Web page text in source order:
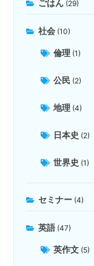
ごはん (29)
社会 (10)
倫理 (1)
公民 (2)
地理 (4)
日本史 (2)
世界史 (1)
セミナー (4)
英語 (47)
英作文 (5)